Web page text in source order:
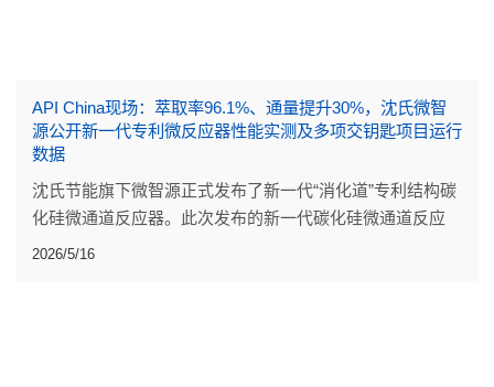
API China现场：萃取率96.1%、通量提升30%，沈氏微智
源公开新一代专利微反应器性能实测及多项交钥匙项目运行
数据
沈氏节能旗下微智源正式发布了新一代“消化道”专利结构碳
化硅微通道反应器。此次发布的新一代碳化硅微通道反应
器，是流道设计、材料配方与焊接工艺的系统迭代。
2026/5/16